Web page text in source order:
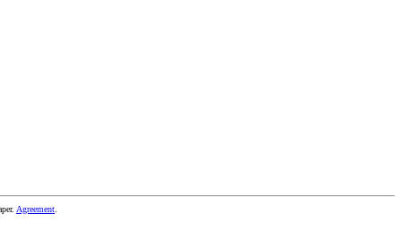
. Agreement.